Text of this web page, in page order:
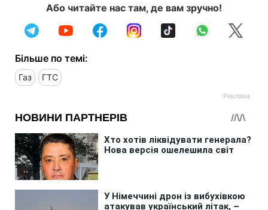
Або читайте нас там, де вам зручно!
Більше по темі:
Газ ГТС